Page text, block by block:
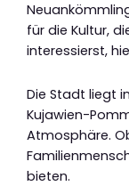
für die Kultur,
interessierst,
Die Stadt liegt
Kujawien-
Atmosphäre.
bieten.